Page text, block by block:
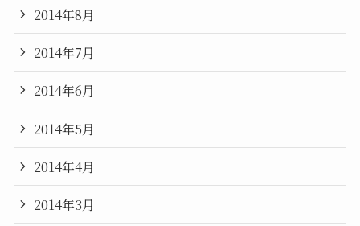
2014年8月
2014年7月
2014年6月
2014年5月
2014年4月
2014年3月